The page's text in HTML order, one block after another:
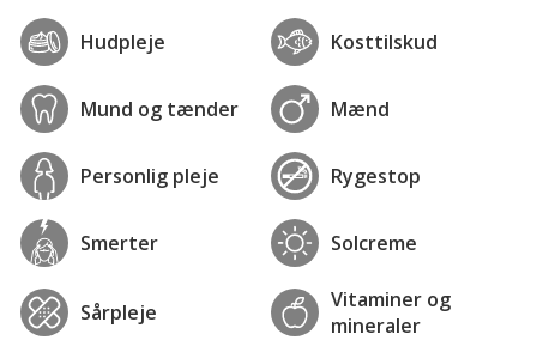
Hudpleje Kosttilskud
Mund og tænder Mænd
Personlig pleje Rygestop
Smerter Solcreme
Sårpleje
Vitaminer og
mineraler